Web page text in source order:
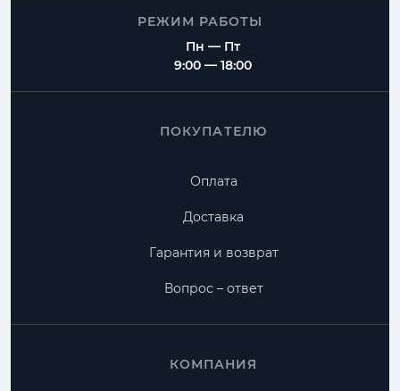
РЕЖИМ РАБОТЫ
Пн — Пт
9:00 — 18:00
ПОКУПАТЕЛЮ
Оплата
Доставка
Гарантия и возврат
Вопрос – ответ
КОМПАНИЯ